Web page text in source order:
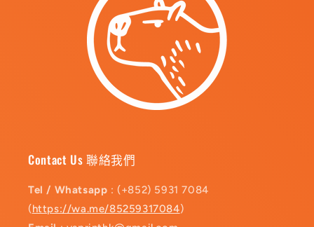
Contact Us 聯絡我們
Tel / Whatsapp : (+852) 5931 7084
(https://wa.me/85259317084)